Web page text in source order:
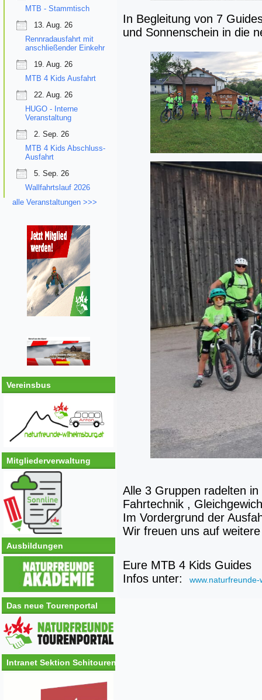
MTB - Stammtisch
13. Aug. 26
Rennradausfahrt mit
anschließender Einkehr
19. Aug. 26
MTB 4 Kids Ausfahrt
22. Aug. 26
HUGO - Interne
Veranstaltung
2. Sep. 26
MTB 4 Kids Abschluss-
Ausfahrt
5. Sep. 26
Wallfahrtslauf 2026
alle Veranstaltungen >>>
Vereinsbus
Mitgliederverwaltung
Ausbildungen
Das neue Tourenportal
Intranet Sektion Schitouren
In Begleitung von 7
und Sonnenschein in die
Alle 3 Gruppen radelten
Fahrtechnik ,
Im Vordergrund der
Wir freuen uns auf
Eure MTB 4 Kids Guides
Infos unter:
www.